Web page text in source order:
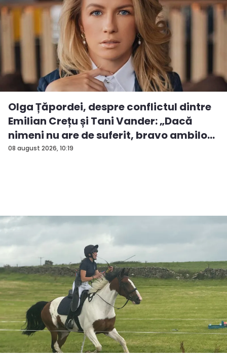
08 august 2026, 10:19
Olga Țăpordei, despre conflictul dintre
Emilian Crețu și Tani Vander: „Dacă
nimeni nu are de suferit, bravo ambilo...